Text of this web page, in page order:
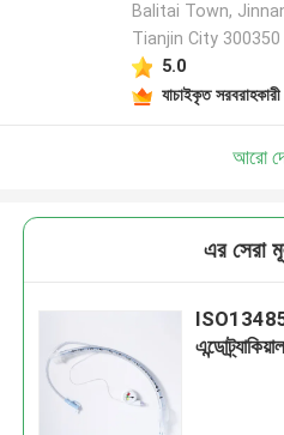
Balitai Town,
Tianjin City 300350
5.0
যাচাইকৃত সরবরাহকারী
আরো
এর সেরা
ISO13485